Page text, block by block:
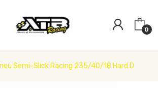
0
Semi-Slick Racing 235/40/18 Hard D